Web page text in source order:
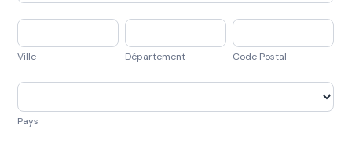
Ville
Ville
Département
Département
Code
Postal
Code Postal
Pays
Pays